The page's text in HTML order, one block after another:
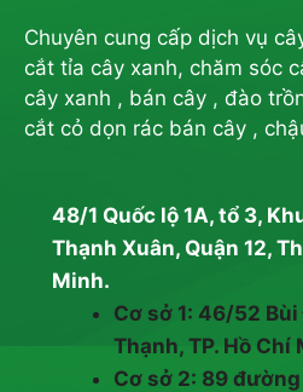
Chuyên cung cấp dịch vụ
cắt tỉa cây xanh, chăm sóc
cây xanh , bán cây , đào
cắt cỏ dọn rác bán cây ,
48/1 Quốc lộ 1A, tổ 3,
Thạnh Xuân, Quận 12,
Minh.
Cơ sở 1: 46/52
Thạnh, TP. Hồ Chí
Cơ sở 2: 89